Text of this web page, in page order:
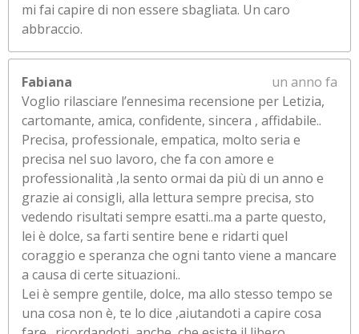
mi fai capire di non essere sbagliata. Un caro
abbraccio.
Fabiana
un anno fa
Voglio rilasciare l’ennesima recensione per Letizia,
cartomante, amica, confidente, sincera , affidabile..
Precisa, professionale, empatica, molto seria e
precisa nel suo lavoro, che fa con amore e
professionalità ,la sento ormai da più di un anno e
grazie ai consigli, alla lettura sempre precisa, sto
vedendo risultati sempre esatti..ma a parte questo,
lei è dolce, sa farti sentire bene e ridarti quel
coraggio e speranza che ogni tanto viene a mancare
a causa di certe situazioni..
Lei è sempre gentile, dolce, ma allo stesso tempo se
una cosa non è, te lo dice ,aiutandoti a capire cosa